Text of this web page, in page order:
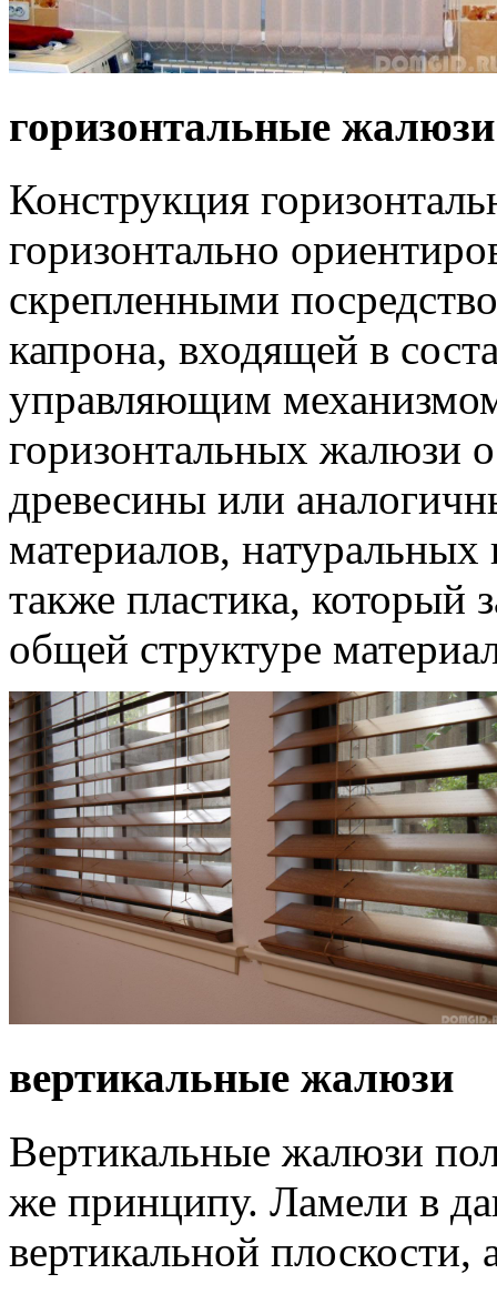
горизонтальные жалюзи
Конструкция
горизонтально
скрепленными
капрона, входящей в
управляющим
горизонтальных жалюзи
древесины или
материалов,
также пластика,
общей структуре
вертикальные жалюзи
Вертикальные жалюзи
же принципу. Ламели в
вертикальной плоскости,